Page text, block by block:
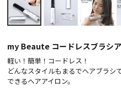
my Beaute コードレスブラシ
軽い！簡単！コードレス！
どんなスタイルもまるでヘアブラシ
できるヘアアイロン。